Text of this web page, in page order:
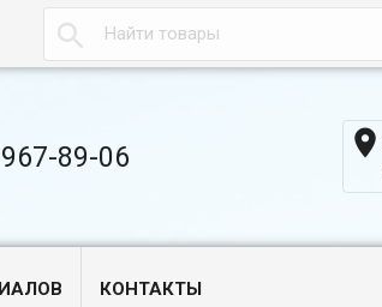

89-06 
КОНТАКТЫ